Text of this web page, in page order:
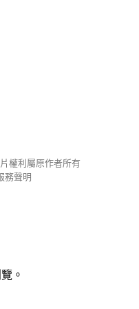
權利屬原作者所有
務聲明
。